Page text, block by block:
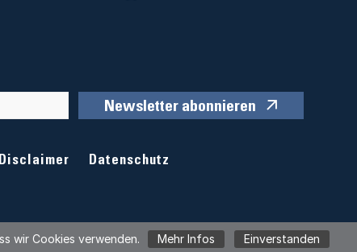
Newsletter abonnieren
Disclaimer Datenschutz
wir Cookies verwenden. Mehr Infos Einverstanden